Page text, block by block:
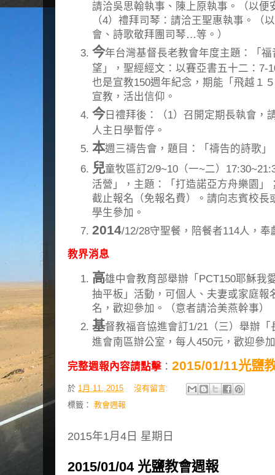
請洽吳思翰執事、陳上原執事。（以
（4）禮拜司琴：請洽王聖惠執事。（
會、詩歌敬拜團司琴…等。）
今年台灣基督長老教會年度主題：「
望」，聖經經文：以賽亞書五十二：7-
也是宣教150週年紀念，期能「飛越１
宣教，活出信仰。
今日禮拜後：（1）召開定期長執會，
人主日學暫停。
本週三禱告會，題目：「禱告的詩歌
兒童牧區訂2/9~10（一~二）
活營」，主題：「打造諾亞方舟樂園」
截止報名（免報名費）。請向志賓校長
學生參加。
2014/12/28守聖餐，陪餐者114人，
教界消息
高雄中會教育部舉辦「PCT150耶穌我
抽平板」活動，可個人、夫妻或家庭報
名，歡迎參加。（意者請洽美燕幹事）
基督教福音協進會訂1/21（三）舉辦
進會南區辦公室，每人450元，歡迎參
完整週報內容請點擊 ： 2015/01/11光鹽
於 1月 11, 2015
沒有留言:
標籤： 教會週報
2015年1月4日 星期日
2015/01/04 光鹽教會週報